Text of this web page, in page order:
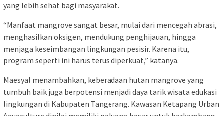
yang lebih sehat bagi masyarakat.
“Manfaat mangrove sangat besar, mulai dari mencegah abrasi,
menghasilkan oksigen, mendukung penghijauan, hingga
menjaga keseimbangan lingkungan pesisir. Karena itu,
program seperti ini harus terus diperkuat,” katanya.
Maesyal menambahkan, keberadaan hutan mangrove yang
tumbuh baik juga berpotensi menjadi daya tarik wisata edukasi
lingkungan di Kabupaten Tangerang. Kawasan Ketapang Urban